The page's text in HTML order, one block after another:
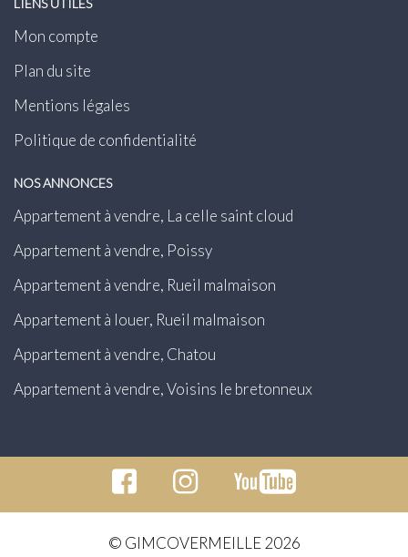
LIENS UTILES
Mon compte
Plan du site
Mentions légales
Politique de confidentialité
NOS ANNONCES
Appartement à vendre, La celle saint cloud
Appartement à vendre, Poissy
Appartement à vendre, Rueil malmaison
Appartement à louer, Rueil malmaison
Appartement à vendre, Chatou
Appartement à vendre, Voisins le bretonneux
© GIMCOVERMEILLE 2026